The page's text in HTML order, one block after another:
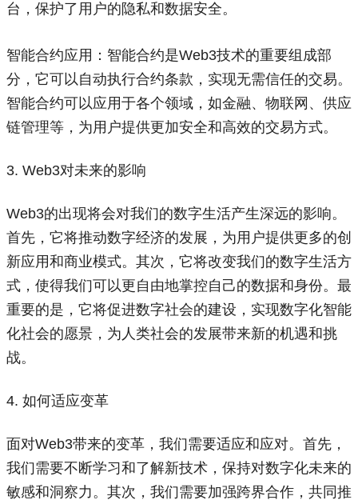
台，保护了用户的隐私和数据安全。
智能合约应用：智能合约是Web3技术的重要组成部
分，它可以自动执行合约条款，实现无需信任的交易。
智能合约可以应用于各个领域，如金融、物联网、供应
链管理等，为用户提供更加安全和高效的交易方式。
3. Web3对未来的影响
Web3的出现将会对我们的数字生活产生深远的影响。
首先，它将推动数字经济的发展，为用户提供更多的创
新应用和商业模式。其次，它将改变我们的数字生活方
式，使得我们可以更自由地掌控自己的数据和身份。最
重要的是，它将促进数字社会的建设，实现数字化智能
化社会的愿景，为人类社会的发展带来新的机遇和挑
战。
4. 如何适应变革
面对Web3带来的变革，我们需要适应和应对。首先，
我们需要不断学习和了解新技术，保持对数字化未来的
敏感和洞察力。其次，我们需要加强跨界合作，共同推